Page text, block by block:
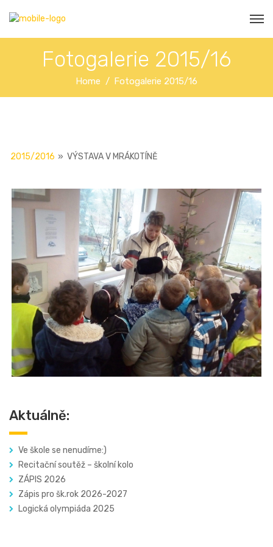
Fotogalerie 2015/16
Home Fotogalerie 2015/16
2015/2016 » VÝSTAVA V MRÁKOTÍNĚ
Aktuálně:
Ve škole se nenudíme:)
Recitační soutěž – školní kolo
ZÁPIS 2026
Zápis pro šk.rok 2026-2027
Logická olympiáda 2025